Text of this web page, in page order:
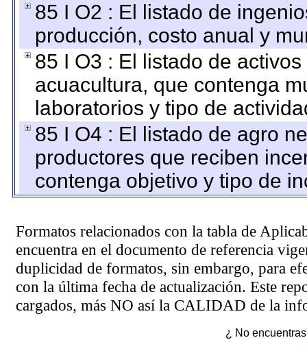
85 I O2 : El listado de
producción, costo anual y
85 I O3 : El listado de
acuacultura, que contenga
laboratorios y tipo de
85 I O4 : El listado de agro
productores que reciben
contenga objetivo y tipo de
Formatos relacionados con la tabla de
encuentra en el documento de referencia
duplicidad de formatos, sin embargo, para
con la última fecha de actualización. Este
cargados, más NO así la CALIDAD de la
¿ No